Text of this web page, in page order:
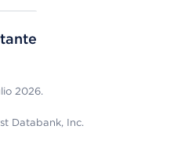
2026.
Databank, Inc.